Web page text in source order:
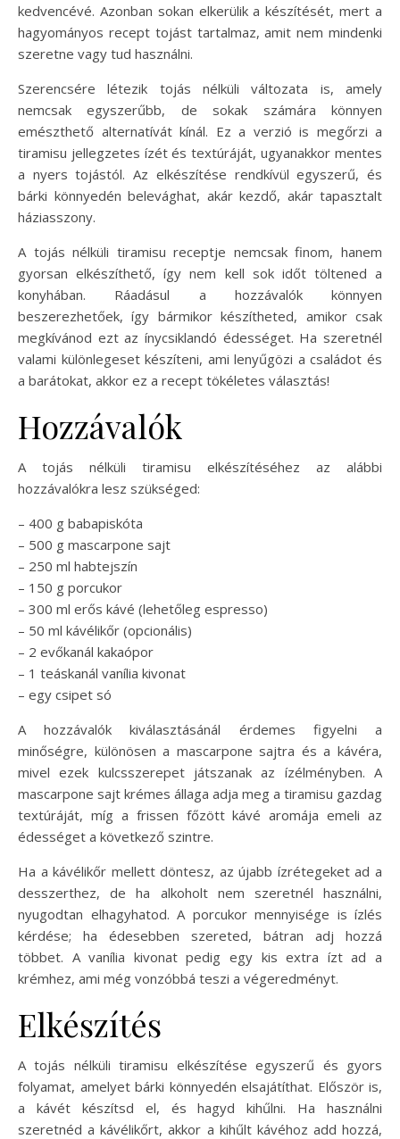
kedvencévé. Azonban sokan elkerülik a készítését, mert a
hagyományos recept tojást tartalmaz, amit nem mindenki
szeretne vagy tud használni.
Szerencsére létezik tojás nélküli változata is, amely
nemcsak egyszerűbb, de sokak számára könnyen
emészthető alternatívát kínál. Ez a verzió is megőrzi a
tiramisu jellegzetes ízét és textúráját, ugyanakkor mentes
a nyers tojástól. Az elkészítése rendkívül egyszerű, és
bárki könnyedén belevághat, akár kezdő, akár tapasztalt
háziasszony.
A tojás nélküli tiramisu receptje nemcsak finom, hanem
gyorsan elkészíthető, így nem kell sok időt töltened a
konyhában. Ráadásul a hozzávalók könnyen
beszerezhetőek, így bármikor készítheted, amikor csak
megkívánod ezt az ínycsiklandó édességet. Ha szeretnél
valami különlegeset készíteni, ami lenyűgözi a családot és
a barátokat, akkor ez a recept tökéletes választás!
Hozzávalók
A tojás nélküli tiramisu elkészítéséhez az alábbi
hozzávalókra lesz szükséged:
– 400 g babapiskóta
– 500 g mascarpone sajt
– 250 ml habtejszín
– 150 g porcukor
– 300 ml erős kávé (lehetőleg espresso)
– 50 ml kávélikőr (opcionális)
– 2 evőkanál kakaópor
– 1 teáskanál vanília kivonat
– egy csipet só
A hozzávalók kiválasztásánál érdemes figyelni a
minőségre, különösen a mascarpone sajtra és a kávéra,
mivel ezek kulcsszerepet játszanak az ízélményben. A
mascarpone sajt krémes állaga adja meg a tiramisu gazdag
textúráját, míg a frissen főzött kávé aromája emeli az
édességet a következő szintre.
Ha a kávélikőr mellett döntesz, az újabb ízrétegeket ad a
desszerthez, de ha alkoholt nem szeretnél használni,
nyugodtan elhagyhatod. A porcukor mennyisége is ízlés
kérdése; ha édesebben szereted, bátran adj hozzá
többet. A vanília kivonat pedig egy kis extra ízt ad a
krémhez, ami még vonzóbbá teszi a végeredményt.
Elkészítés
A tojás nélküli tiramisu elkészítése egyszerű és gyors
folyamat, amelyet bárki könnyedén elsajátíthat. Először is,
a kávét készítsd el, és hagyd kihűlni. Ha használni
szeretnéd a kávélikőrt, akkor a kihűlt kávéhoz add hozzá,